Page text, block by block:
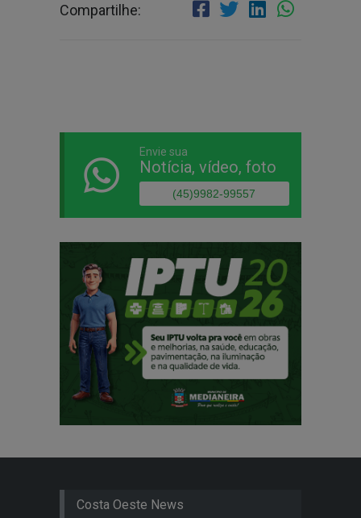
Compartilhe:
Envie sua
Notícia, vídeo, foto
(45)9982-99557
Costa Oeste News